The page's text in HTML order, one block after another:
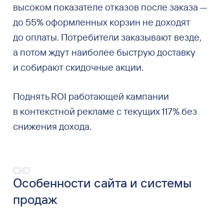
высоком показателе отказов после заказа —
до 55% оформленных корзин не доходят
до оплаты. Потребители заказывают везде,
а потом ждут наиболее быструю доставку
и собирают скидочные акции.
Поднять ROI работающей кампании
в контекстной рекламе с текущих 117% без
снижения дохода.
Особенности сайта и системы
продаж